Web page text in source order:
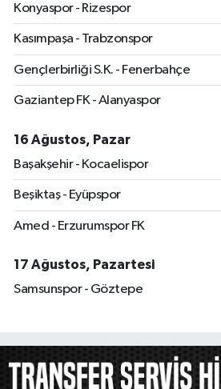
Konyaspor - Rizespor
Kasımpaşa - Trabzonspor
Gençlerbirliği S.K. - Fenerbahçe
Gaziantep FK - Alanyaspor
16 Ağustos, Pazar
Başakşehir - Kocaelispor
Beşiktaş - Eyüpspor
Amed - Erzurumspor FK
17 Ağustos, Pazartesi
Samsunspor - Göztepe